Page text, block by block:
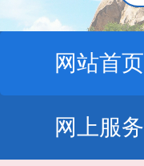
网站首页
网上服务